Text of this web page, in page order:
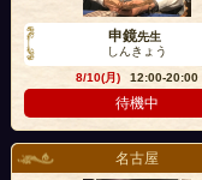
申鏡先生
しんきょう
8/10(月)
12:00-20:00
待機中
名古屋